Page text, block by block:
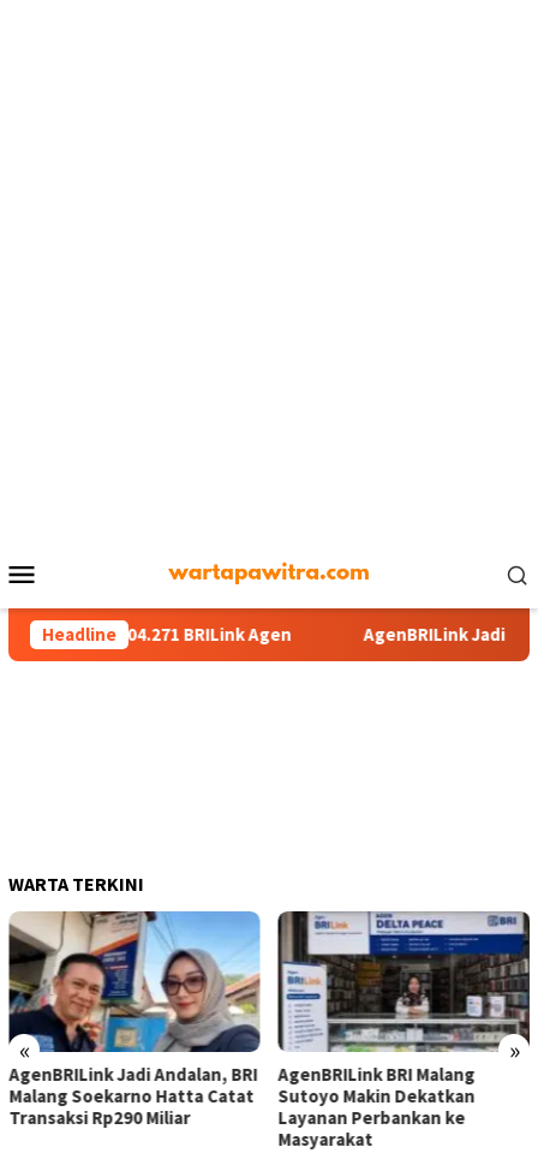
Mobile
Headline
Miliki 104.271 BRILink Agen AgenBRILink Jadi
WARTA TERKINI
« »
AgenBRILink Jadi Andalan, BRI
Malang Soekarno Hatta Catat
Transaksi Rp290 Miliar
AgenBRILink BRI Malang
Sutoyo Makin Dekatkan
Layanan Perbankan ke
Masyarakat